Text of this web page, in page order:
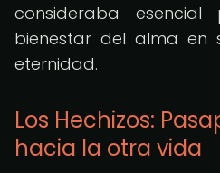
consideraba
bienestar del alma en
eternidad.
Los Hechizos:
hacia la otra vida